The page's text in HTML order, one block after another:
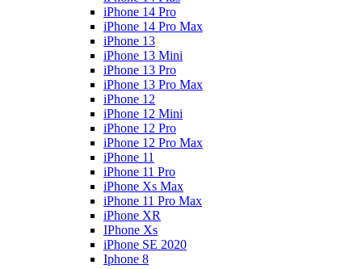
iPhone 14 Pro
iPhone 14 Pro Max
iPhone 13
iPhone 13 Mini
iPhone 13 Pro
iPhone 13 Pro Max
iPhone 12
iPhone 12 Mini
iPhone 12 Pro
iPhone 12 Pro Max
iPhone 11
iPhone 11 Pro
iPhone Xs Max
iPhone 11 Pro Max
iPhone XR
IPhone Xs
iPhone SE 2020
Iphone 8